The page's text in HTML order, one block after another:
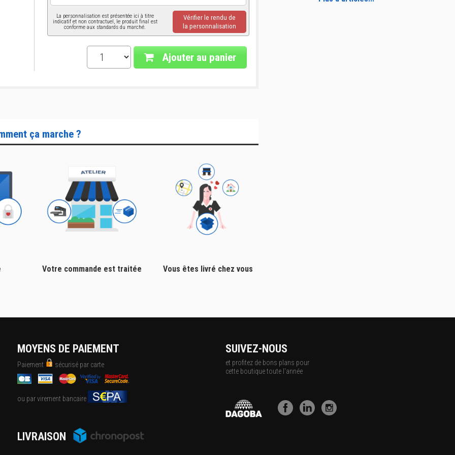
La personnalisation est présentée ici à titre
indicatif et non contractuel, le produit final est
conforme aux standards du marché.
Vérifier le rendu de
la personnalisation
Ajouter au panier
ça marche ?
Votre commande est traitée Vous êtes livré chez vous
MOYENS DE PAIEMENT
Paiement sécurisé par carte
ou par virement bancaire
LIVRAISON
SUIVEZ-NOUS
et profitez de bons plans pour
cette boutique toute l'année